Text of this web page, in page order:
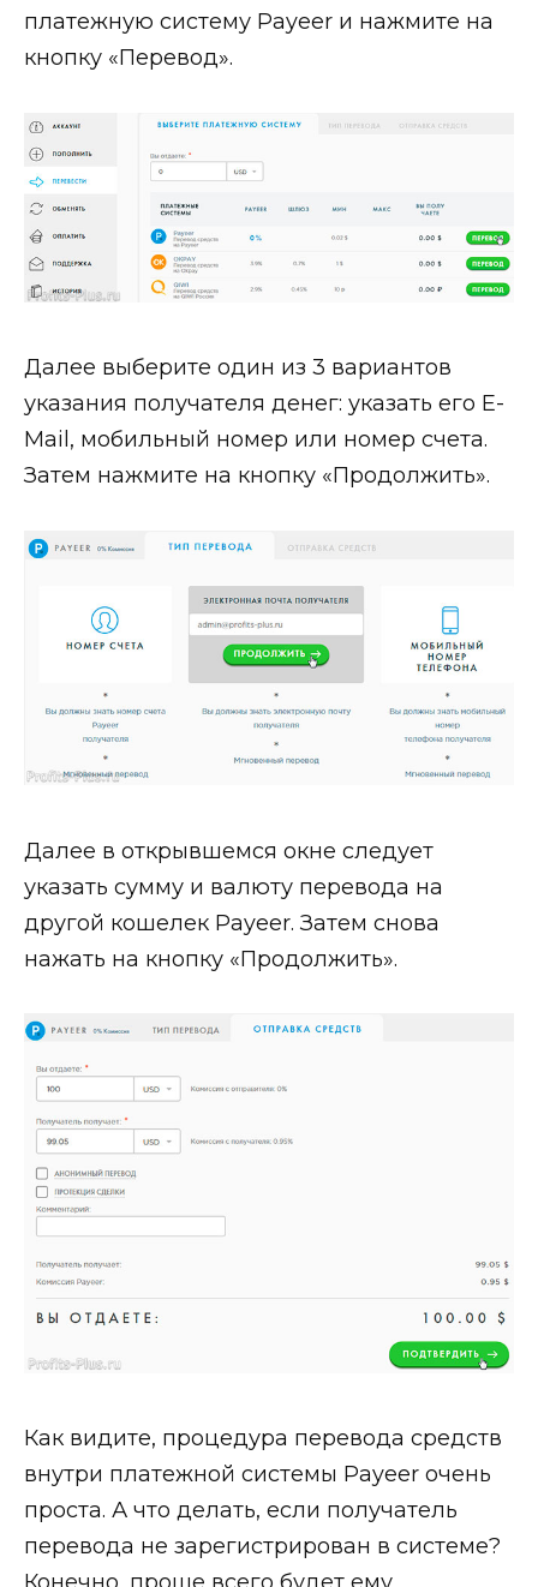
платежную систему Payeer и нажмите на
кнопку «Перевод».
Далее выберите один из 3 вариантов
указания получателя денег: указать его E-
Mail, мобильный номер или номер счета.
Затем нажмите на кнопку «Продолжить».
Далее в открывшемся окне следует
указать сумму и валюту перевода на
другой кошелек Payeer. Затем снова
нажать на кнопку «Продолжить».
Как видите, процедура перевода средств
внутри платежной системы Payeer очень
проста. А что делать, если получатель
перевода не зарегистрирован в системе?